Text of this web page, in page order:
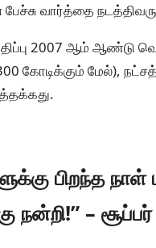
வார்த்தை
பதிப்பு 2007 ஆம்
300 கோடிக்கும் மேல்),
பிறந்த நாள்
நன்றி!” –